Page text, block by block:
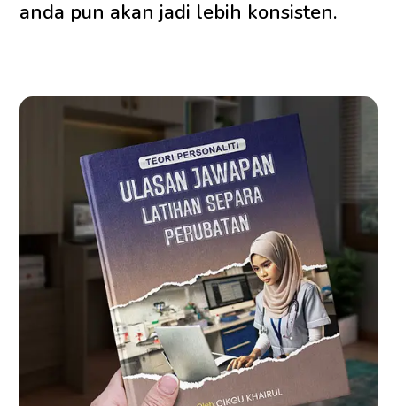
anda pun akan jadi lebih konsisten.